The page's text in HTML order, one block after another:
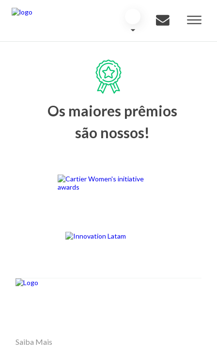
Os maiores prêmios
são nossos!
Saiba Mais